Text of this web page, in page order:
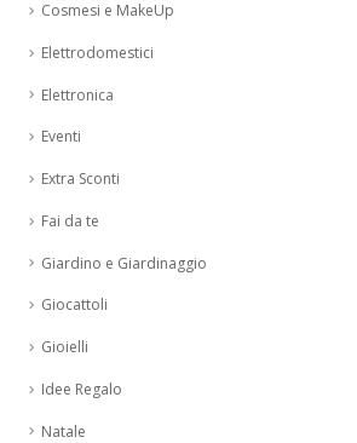
Cosmesi e MakeUp
Elettrodomestici
Elettronica
Eventi
Extra Sconti
Fai da te
Giardino e Giardinaggio
Giocattoli
Gioielli
Idee Regalo
Natale